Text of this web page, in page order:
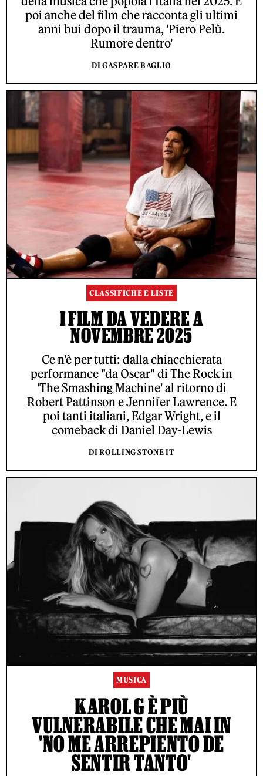
poi anche del film che racconta gli ultimi
anni bui dopo il trauma, 'Piero Pelù.
Rumore dentro'
DI GASPARE BAGLIO
CLASSIFICHE E LISTE
I FILM DA VEDERE A
NOVEMBRE 2025
Ce n'è per tutti: dalla chiacchierata
performance "da Oscar" di The Rock in
'The Smashing Machine' al ritorno di
Robert Pattinson e Jennifer Lawrence. E
poi tanti italiani, Edgar Wright, e il
comeback di Daniel Day-Lewis
DI ROLLING STONE IT
MUSICA
KAROL G È PIÙ
VULNERABILE CHE MAI IN
'NO ME ARREPIENTO DE
SENTIR TANTO'